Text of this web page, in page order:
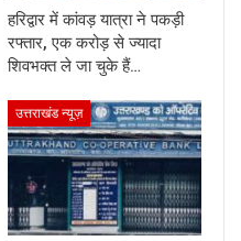
हरिद्वार में कांवड़ यात्रा ने पकड़ी
रफ्तार, एक करोड़ से ज्यादा
शिवभक्त ले जा चुके हैं…
उत्तराखंड न्यूज़